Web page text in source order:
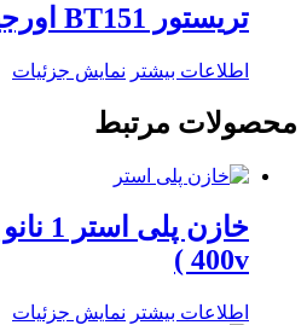
تریستور BT151 اورجینال
اطلاعات بیشتر نمایش جزئیات
محصولات مرتبط
400v )
اطلاعات بیشتر نمایش جزئیات